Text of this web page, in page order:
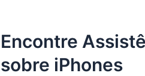
Encontre
sobre iPhones